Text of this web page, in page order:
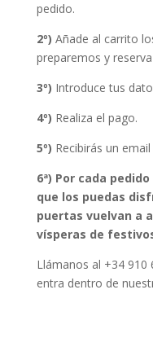
pedido.
2º) Añade al carrito
preparemos y
3º) Introduce tus
4º) Realiza el pago.
5º) Recibirás un
6ª) Por cada
que los puedas
puertas vuelvan a
vísperas de
Llámanos al +34 910
entra dentro de